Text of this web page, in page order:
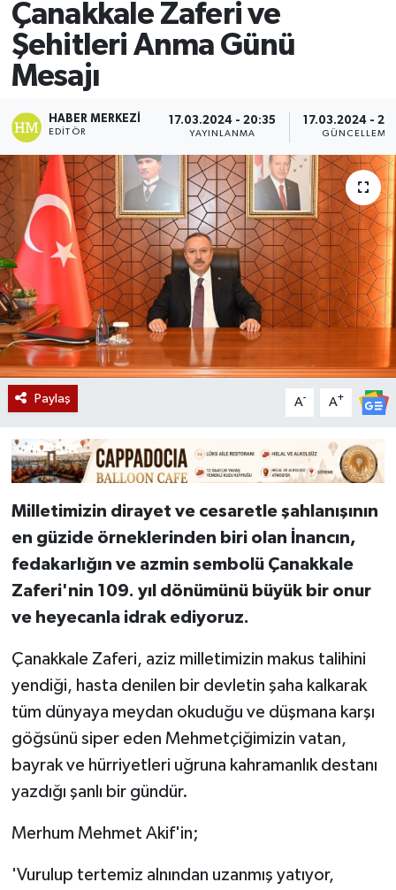
Çanakkale Zaferi ve
Şehitleri Anma Günü
Mesajı
HABER MERKEZI
EDITÖR
17.03.2024 - 20:35
YAYINLANMA
17.03.2024 -
GÜNCELLEME
Paylaş A- A+
Milletimizin dirayet ve cesaretle şahlanışının
en güzide örneklerinden biri olan İnancın,
fedakarlığın ve azmin sembolü Çanakkale
Zaferi'nin 109. yıl dönümünü büyük bir onur
ve heyecanla idrak ediyoruz.
Çanakkale Zaferi, aziz milletimizin makus talihini
yendiği, hasta denilen bir devletin şaha kalkarak
tüm dünyaya meydan okuduğu ve düşmana karşı
göğsünü siper eden Mehmetçiğimizin vatan,
bayrak ve hürriyetleri uğruna kahramanlık destanı
yazdığı şanlı bir gündür.
Merhum Mehmet Akif'in;
'Vurulup tertemiz alnından uzanmış yatıyor,